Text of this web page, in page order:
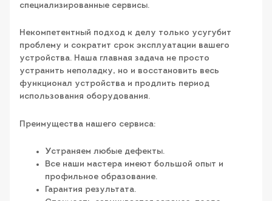
специализированные сервисы.
Некомпетентный подход к делу только усугубит
проблему и сократит срок эксплуатации вашего
устройства. Наша главная задача не просто
устранить неполадку, но и восстановить весь
функционал устройства и продлить период
использования оборудования.
Преимущества нашего сервиса:
Устраняем любые дефекты.
Все наши мастера имеют большой опыт и
профильное образование.
Гарантия результата.